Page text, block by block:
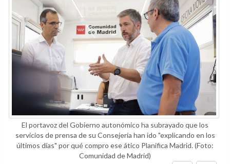
El portavoz del Gobierno autonómico ha subrayado que los
servicios de prensa de su Consejería han ido "explicando en los
últimos días" por qué compro ese ático Planifica Madrid.(Foto:
Comunidad de Madrid)